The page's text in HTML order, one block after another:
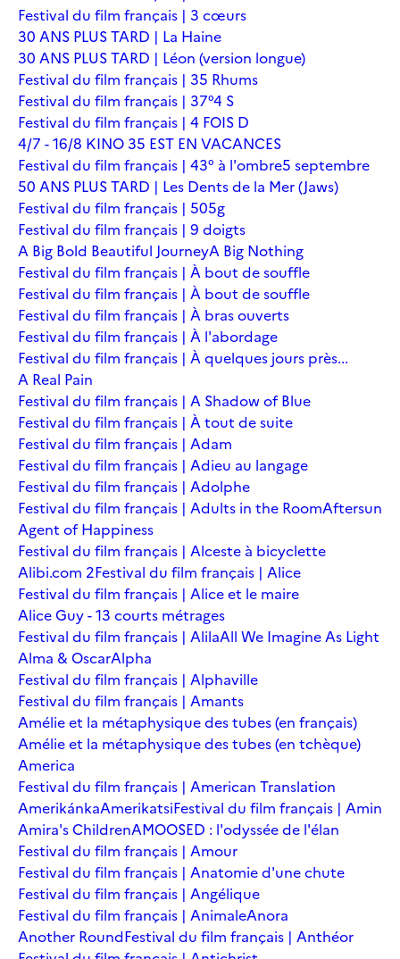
Festival du film français | 3 cœurs
30 ANS PLUS TARD | La Haine
30 ANS PLUS TARD | Léon (version longue)
Festival du film français | 35 Rhums
Festival du film français | 37°4 S
Festival du film français | 4 FOIS D
4/7 - 16/8 KINO 35 EST EN VACANCES
Festival du film français | 43° à l'ombre5 septembre
50 ANS PLUS TARD | Les Dents de la Mer (Jaws)
Festival du film français | 505g
Festival du film français | 9 doigts
A Big Bold Beautiful JourneyA Big Nothing
Festival du film français | À bout de souffle
Festival du film français | À bout de souffle
Festival du film français | À bras ouverts
Festival du film français | À l'abordage
Festival du film français | À quelques jours près...
A Real Pain
Festival du film français | A Shadow of Blue
Festival du film français | À tout de suite
Festival du film français | Adam
Festival du film français | Adieu au langage
Festival du film français | Adolphe
Festival du film français | Adults in the RoomAftersun
Agent of Happiness
Festival du film français | Alceste à bicyclette
Alibi.com 2Festival du film français | Alice
Festival du film français | Alice et le maire
Alice Guy - 13 courts métrages
Festival du film français | AlilaAll We Imagine As Light
Alma & OscarAlpha
Festival du film français | Alphaville
Festival du film français | Amants
Amélie et la métaphysique des tubes (en français)
Amélie et la métaphysique des tubes (en tchèque)
America
Festival du film français | American Translation
AmerikánkaAmerikatsiFestival du film français | Amin
Amira's ChildrenAMOOSED : l'odyssée de l'élan
Festival du film français | Amour
Festival du film français | Anatomie d'une chute
Festival du film français | Angélique
Festival du film français | AnimaleAnora
Another RoundFestival du film français | Anthéor